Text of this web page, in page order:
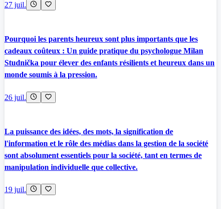
27 juil.
Pourquoi les parents heureux sont plus importants que les
cadeaux coûteux : Un guide pratique du psychologue Milan
Studnička pour élever des enfants résilients et heureux dans un
monde soumis à la pression.
26 juil.
La puissance des idées, des mots, la signification de
l'information et le rôle des médias dans la gestion de la société
sont absolument essentiels pour la société, tant en termes de
manipulation individuelle que collective.
19 juil.